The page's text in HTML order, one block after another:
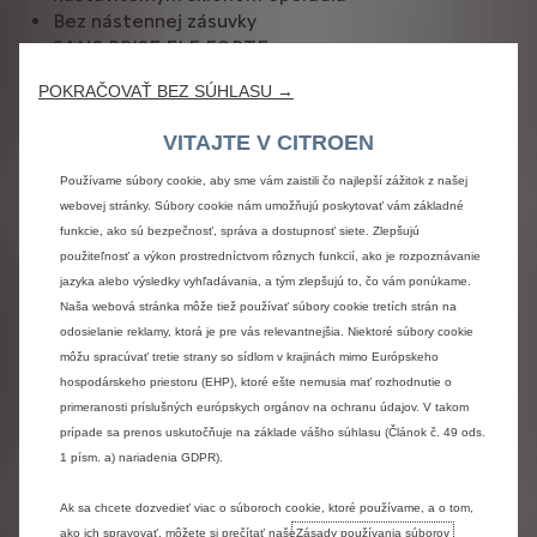
Bez nástennej zásuvky
SANS PRISE ELE FORTE
Bez bočného airbagu
Kožený volant
Štandardné svetlá
Čierna maska
LUBERON 16P
Bez signálizačných svetlometov
Bez úložného priestoru pod sedadlom
COMMANDE INT EL
Asistent polohy v jazdnom pruhu
Bez podbehov kolies
Bez mestského parkovacieho asistenta
3450
Informačný displej vodiča
Bez predných hmlových svetlometov
POKRAČOVAŤ BEZ SÚHLASU →
VITAJTE V CITROEN
Používame súbory cookie, aby sme vám zaistili čo najlepší zážitok z našej
webovej stránky. Súbory cookie nám umožňujú poskytovať vám základné
funkcie, ako sú bezpečnosť, správa a dostupnosť siete. Zlepšujú
použiteľnosť a výkon prostredníctvom rôznych funkcií, ako je rozpoznávanie
jazyka alebo výsledky vyhľadávania, a tým zlepšujú to, čo vám ponúkame.
Naša webová stránka môže tiež používať súbory cookie tretích strán na
odosielanie reklamy, ktorá je pre vás relevantnejšia. Niektoré súbory cookie
môžu spracúvať tretie strany so sídlom v krajinách mimo Európskeho
hospodárskeho priestoru (EHP), ktoré ešte nemusia mať rozhodnutie o
primeranosti príslušných európskych orgánov na ochranu údajov. V takom
prípade sa prenos uskutočňuje na základe vášho súhlasu (Článok č. 49 ods.
1 písm. a) nariadenia GDPR).
Ak sa chcete dozvedieť viac o súboroch cookie, ktoré používame, a o tom,
ako ich spravovať, môžete si prečítať našeZásady používania súborov